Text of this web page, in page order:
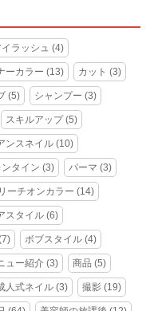
イラッシュ (4)
ーカラー (13) カット (3)
(5) シャンプー (3)
スキルアップ(5)
ンスネイル (10)
タイン (3) パーマ (3)
ーチオンカラー (14)
スタイル (6)
ボブスタイル (4)
ュー紹介 (3) 商品 (5)
人式ネイル (3) 撮影 (19)